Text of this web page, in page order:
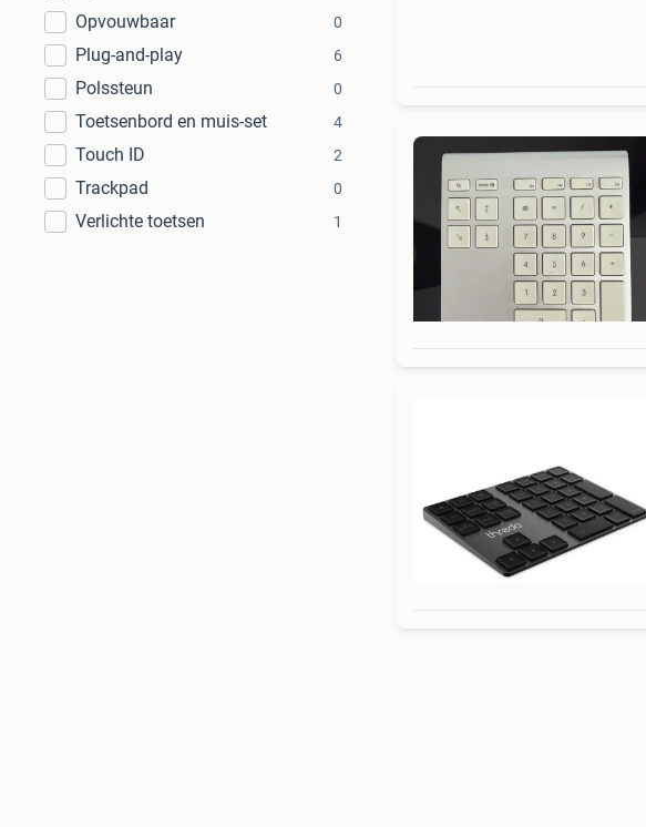
Opvouwbaar 0
Plug-and-play 6
Polssteun 0
Toetsenbord en muis-set 4
Touch ID 2
Trackpad 0
Verlichte toetsen 1